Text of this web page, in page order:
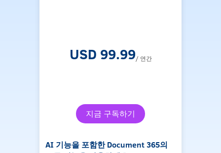
USD 99.99/ 연간
지금 구독하기
AI 기능을 포함한 Document 365의